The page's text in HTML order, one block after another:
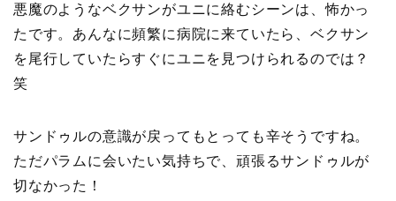
悪魔のようなベクサンがユニに絡むシーンは、怖かっ
たです。あんなに頻繁に病院に来ていたら、ベクサン
を尾行していたらすぐにユニを見つけられるのでは？
笑
サンドゥルの意識が戻ってもとっても辛そうですね。
ただパラムに会いたい気持ちで、頑張るサンドゥルが
切なかった！